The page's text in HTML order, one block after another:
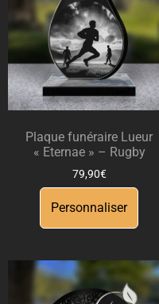
Plaque funéraire Lueur
« Eternae » – Rugby
79,90€
Personnaliser